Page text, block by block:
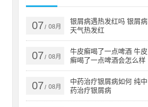
07 / 08月
银屑病遇热发红吗 银屑病
天气热发红
07 / 08月
牛皮癣喝了一点啤酒 牛皮
癣喝了一点啤酒会怎么样
07 / 08月
中药治疗银屑病如何 纯中
药治疗银屑病